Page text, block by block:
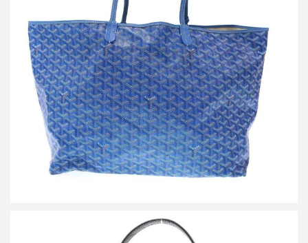
ゴヤール Saint Louis GM サンルイ トートバッグ
買取金額127,000円
詳しく見る